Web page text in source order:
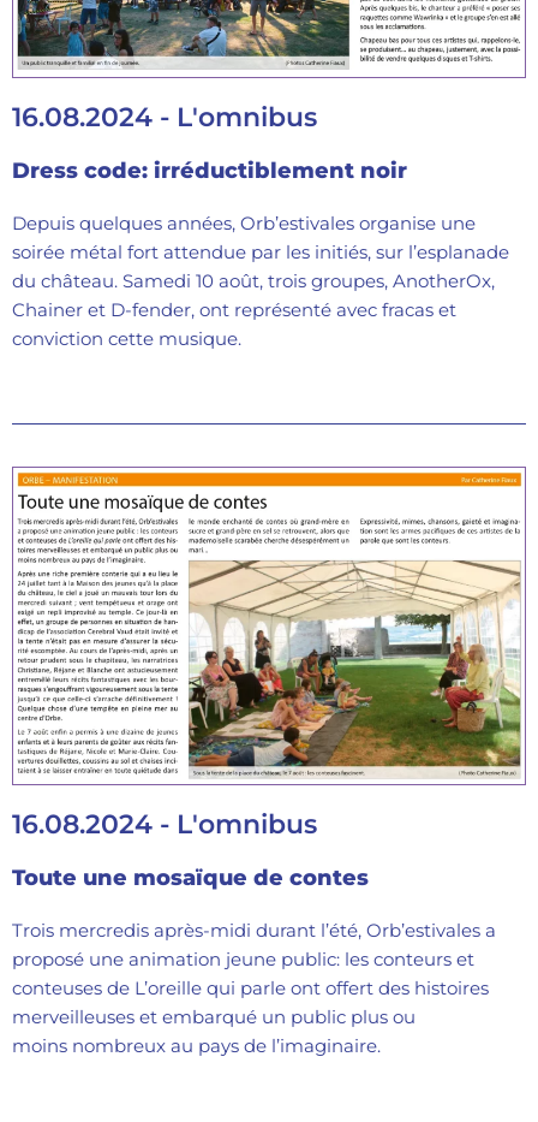
16.08.2024 - L'omnibus
Dress code: irréductiblement noir
Depuis quelques années, Orb’estivales organise une
soirée métal fort attendue par les initiés, sur l’esplanade
du château. Samedi 10 août, trois groupes, AnotherOx,
Chainer et D-fender, ont représenté avec fracas et
conviction cette musique.
16.08.2024 - L'omnibus
Toute une mosaïque de contes
Trois mercredis après-midi durant l’été, Orb’estivales a
proposé une animation jeune public: les conteurs et
conteuses de L’oreille qui parle ont offert des histoires
merveilleuses et embarqué un public plus ou
moins nombreux au pays de l’imaginaire.